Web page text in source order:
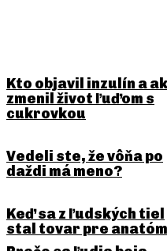
Kto objavil inzulín a
zmenil život ľuďom s
cukrovkou
Vedeli ste, že vôňa po
daždi má meno?
Keď sa z ľudských tiel
stal tovar pre